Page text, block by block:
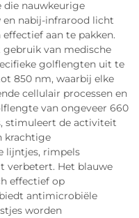
nauwkeurige
en nabij-infrarood licht
aan te pakken.
van medische
golflengten uit te
850 nm, waarbij elke
cellulair processen en
van ongeveer 660
stimuleert de activiteit
krachtige
lijntjes, rimpels
verbetert. Het blauwe
effectief op
antimicrobiële
worden